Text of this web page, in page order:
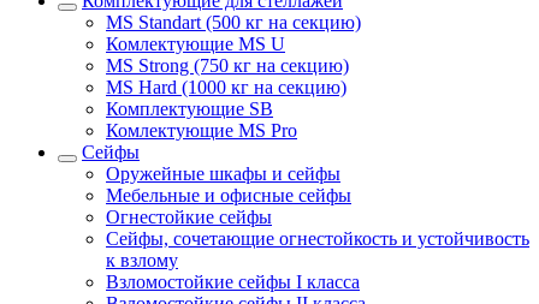
MS Standart (500 кг на секцию)
Комлектующие MS U
MS Strong (750 кг на секцию)
MS Hard (1000 кг на секцию)
Комплектующие SB
Комлектующие MS Pro
Сейфы
Оружейные шкафы и сейфы
Мебельные и офисные сейфы
Огнестойкие сейфы
Сейфы, сочетающие огнестойкость и устойчивость
к взлому
Взломостойкие сейфы I класса